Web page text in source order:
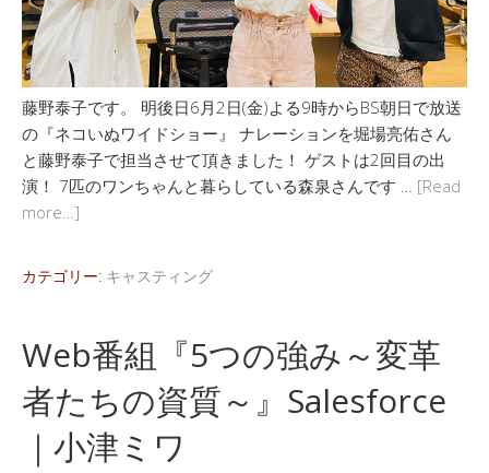
藤野泰子です。 明後日6月2日(金)よる9時からBS朝日で放送
の『ネコいぬワイドショー』 ナレーションを堀場亮佑さん
と藤野泰子で担当させて頂きました！ ゲストは2回目の出
演！ 7匹のワンちゃんと暮らしている森泉さんです … [Read
more…]
カテゴリー: キャスティング
Web番組『5つの強み～変革
者たちの資質～』Salesforce
｜小津ミワ